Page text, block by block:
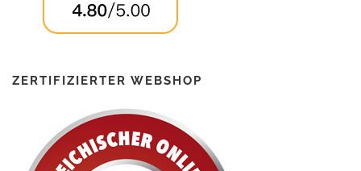
ZERTIFIZIERTER WEBSHOP